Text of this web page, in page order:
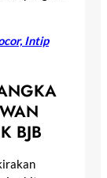
Intip
BJB